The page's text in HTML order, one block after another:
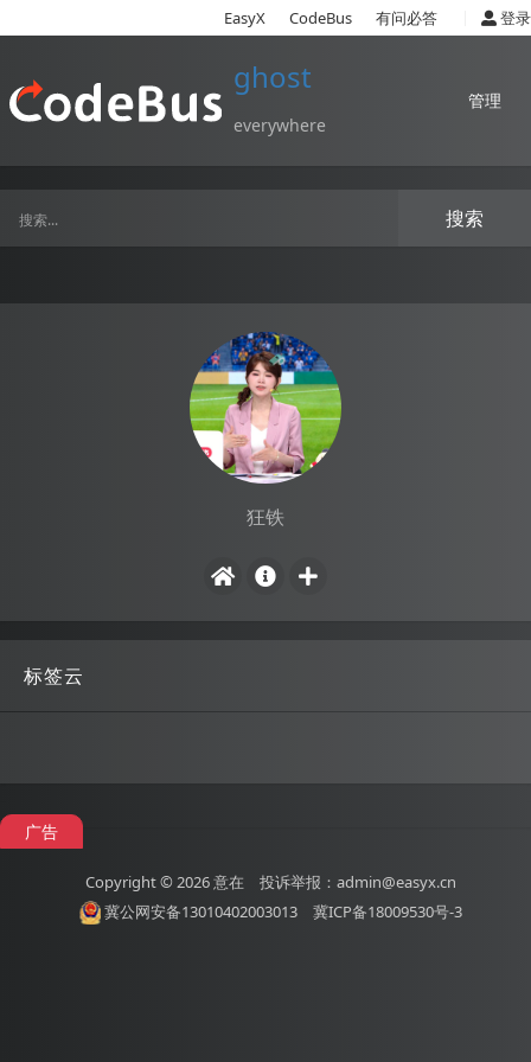
EasyX CodeBus 有问必答 登录
ghost
everywhere
管理
狂铁
搜索
标签云
广告
Copyright © 2026意在 投诉举报：admin@easyx.cn
冀公网安备13010402003013
冀ICP备18009530号-3